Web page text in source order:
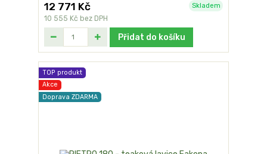
12 771 Kč
10 555 Kč bez DPH
Skladem
Přidat do košíku
TOP produkt
Akce
Doprava ZDARMA